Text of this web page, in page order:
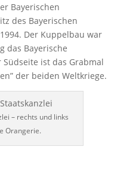
Bayerischen
des Bayerischen
Der Kuppelbau war
das Bayerische
ist das Grabmal
der beiden Weltkriege.
– rechts und links
Orangerie.